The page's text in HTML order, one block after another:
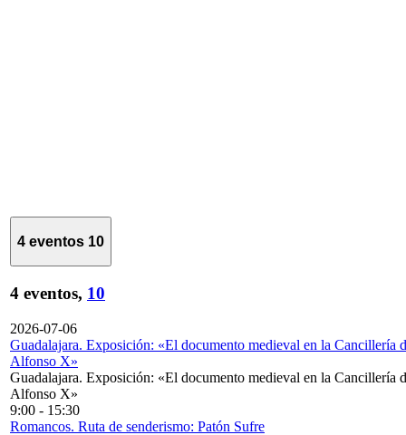
4 eventos 10
4 eventos, 10
2026-07-06
Guadalajara. Exposición: «El documento medieval en la Cancillería
Alfonso X»
Guadalajara. Exposición: «El documento medieval en la Cancillería
Alfonso X»
9:00 - 15:30
Romancos. Ruta de senderismo: Patón Sufre